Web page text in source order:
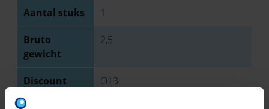
Aantal stuks 1
Bruto
gewicht
2,5
Discount
code
O13